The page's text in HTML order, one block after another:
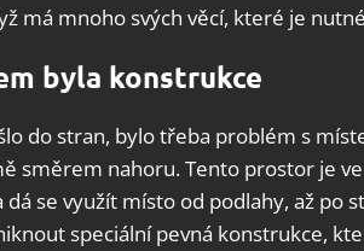
má mnoho svých věcí, které je
byla konstrukce
do stran, bylo třeba problém s
směrem nahoru. Tento prostor je
dá se využít místo od podlahy, až po
speciální pevná konstrukce,